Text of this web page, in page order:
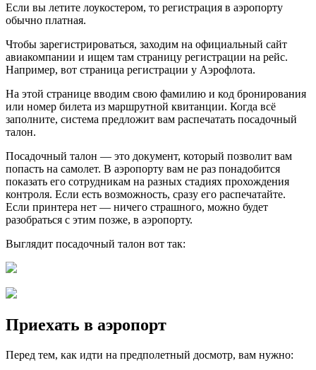
Если вы летите лоукостером, то регистрация в аэропорту
обычно платная.
Чтобы зарегистрироваться, заходим на официальный сайт
авиакомпании и ищем там страницу регистрации на рейс.
Например, вот страница регистрации у Аэрофлота.
На этой странице вводим свою фамилию и код бронирования
или номер билета из маршрутной квитанции. Когда всё
заполните, система предложит вам распечатать посадочный
талон.
Посадочный талон — это документ, который позволит вам
попасть на самолет. В аэропорту вам не раз понадобится
показать его сотрудникам на разных стадиях прохождения
контроля. Если есть возможность, сразу его распечатайте.
Если принтера нет — ничего страшного, можно будет
разобраться с этим позже, в аэропорту.
Выглядит посадочный талон вот так:
Приехать в аэропорт
Перед тем, как идти на предполетный досмотр, вам нужно: